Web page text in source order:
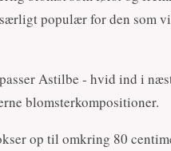
populær for den som
Astilbe - hvid ind i
blomsterkompositioner.
op til omkring 80